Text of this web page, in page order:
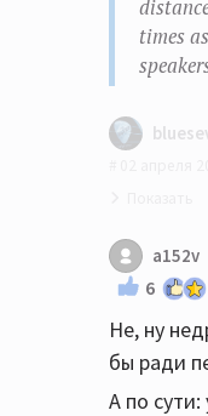
times
Не все
И не все
a152v
6
Не, ну
бы ради
А по сути: